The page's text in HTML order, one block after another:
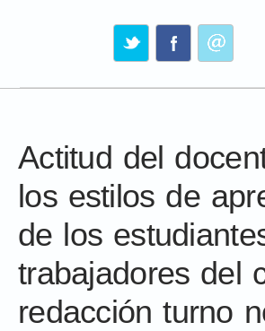
Actitud del
los estilos de
de los
trabajadores del
redacción turno